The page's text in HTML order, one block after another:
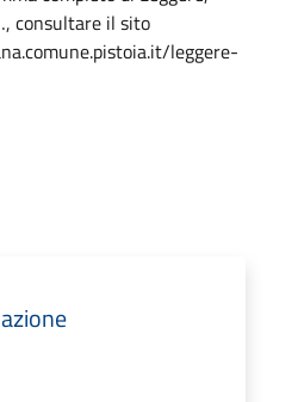
consultare il sito
leggere-